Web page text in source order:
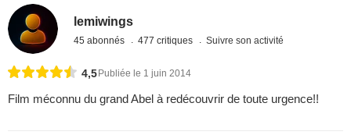
lemiwings
45 abonnés 477 critiques Suivre son activité
4,5 Publiée le 1 juin 2014
Film méconnu du grand Abel à redécouvrir de toute urgence!!